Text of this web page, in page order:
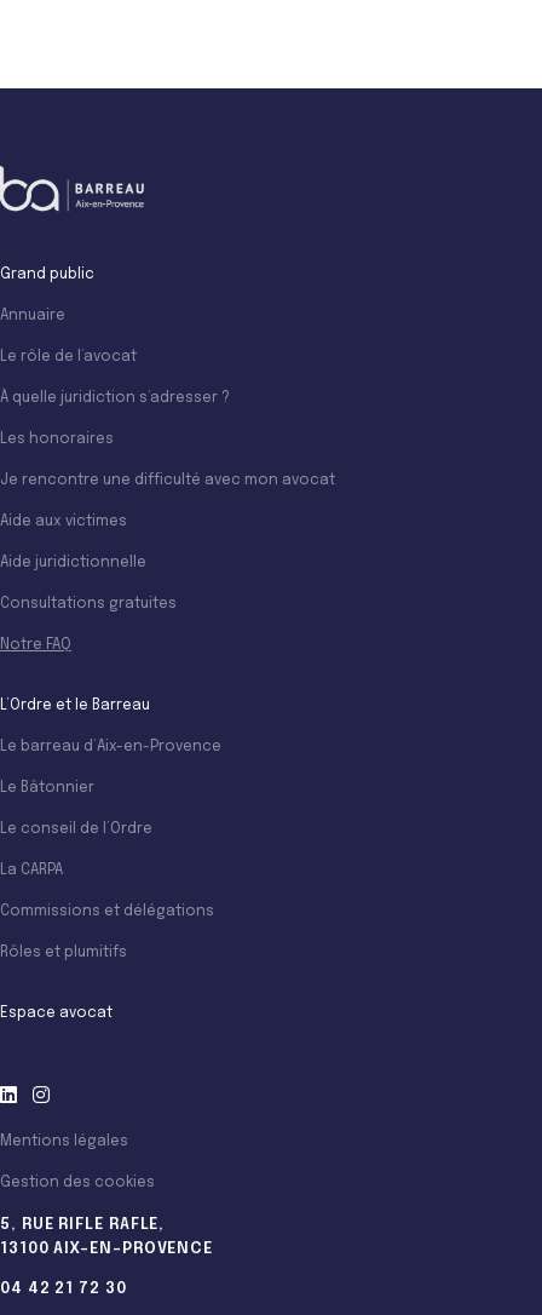
Grand public
Annuaire
Le rôle de l’avocat
À quelle juridiction s’adresser ?
Les honoraires
Je rencontre une difficulté avec mon avocat
Aide aux victimes
Aide juridictionnelle
Consultations gratuites
Notre FAQ
L’Ordre et le Barreau
Le barreau d’Aix-en-Provence
Le Bâtonnier
Le conseil de l’Ordre
La CARPA
Commissions et délégations
Rôles et plumitifs
Espace avocat
Mentions légales
Gestion des cookies
5, RUE RIFLE RAFLE,
13100 AIX-EN-PROVENCE
04 42 21 72 30